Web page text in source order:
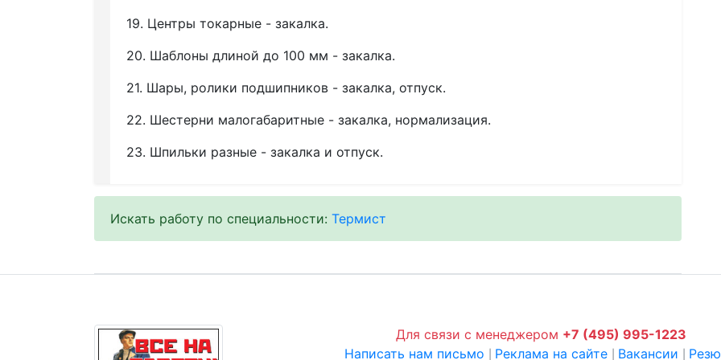
19. Центры токарные - закалка.
20. Шаблоны длиной до 100 мм - закалка.
21. Шары, ролики подшипников - закалка, отпуск.
22. Шестерни малогабаритные - закалка, нормализация.
23. Шпильки разные - закалка и отпуск.
Искать работу по специальности: Термист
Для связи с менеджером +7 (495) 995-1223
Написать нам письмо
Реклама на сайте Вакансии